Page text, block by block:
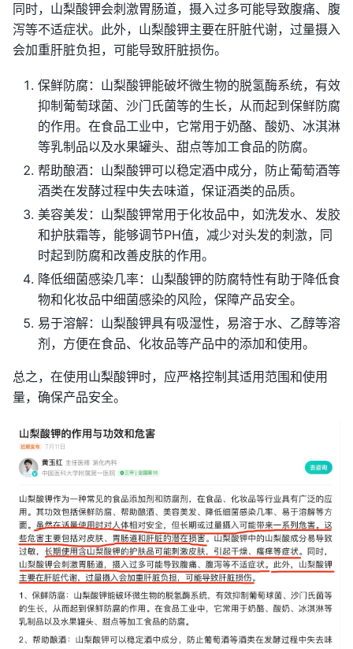
同时，山梨酸钾会刺激胃肠道，摄入过多可能导致腹痛、腹
泻等不适症状。此外，山梨酸钾主要在肝脏代谢，过量摄入
会加重肝脏负担，可能导致肝脏损伤。
保鲜防腐：山梨酸钾能破坏微生物的脱氢酶系统，有效
抑制葡萄球菌、沙门氏菌等的生长，从而起到保鲜防腐
的作用。在食品工业中，它常用于奶酪、酸奶、冰淇淋
等乳制品以及水果罐头、甜点等加工食品的防腐。
帮助酿酒：山梨酸钾可以稳定酒中成分，防止葡萄酒等
酒类在发酵过程中失去味道，保证酒类的品质。
美容美发：山梨酸钾常用于化妆品中，如洗发水、发胶
和护肤霜等，能够调节PH值，减少对头发的刺激，同
时起到防腐和改善皮肤的作用。
降低细菌感染几率：山梨酸钾的防腐特性有助于降低食
物和化妆品中细菌感染的风险，保障产品安全。
易于溶解：山梨酸钾具有吸湿性，易溶于水、乙醇等溶
剂，方便在食品、化妆品等产品中的添加和使用。
总之，在使用山梨酸钾时，应严格控制其适用范围和使用
量，确保产品安全。